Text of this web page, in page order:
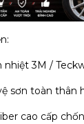
3M /
sơn toàn thân
cao cấp